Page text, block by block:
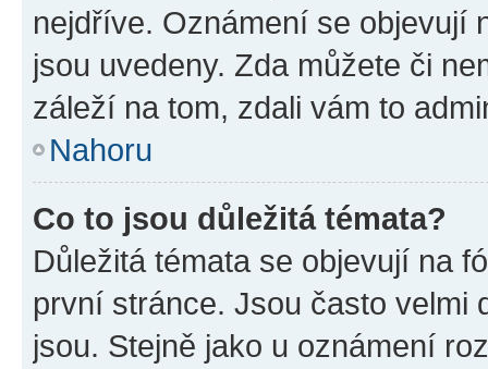
nejdříve. Oznámení se objevují
jsou uvedeny. Zda můžete či
záleží na tom, zdali vám to
Nahoru
Co to jsou důležitá témata?
Důležitá témata se objevují na
první stránce. Jsou často velmi
jsou. Stejně jako u oznámení